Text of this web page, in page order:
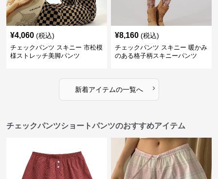
¥4,060 (税込)
チェックパンツ スキニー 市松模
様ストレッチ美脚パンツ
¥8,160 (税込)
チェックパンツ スキニー 暖かみ
のある格子柄スキニーパンツ
新着アイテムの一覧へ ›
チェックパンツショートパンツのおすすめアイテム